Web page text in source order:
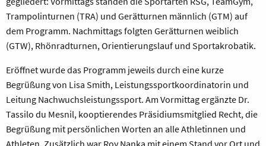
Trampolinturnen (TRA) und Gerätturnen männlich (GTM) auf
dem Programm. Nachmittags folgten Gerätturnen weiblich
(GTW), Rhönradturnen, Orientierungslauf und Sportakrobatik.
Eröffnet wurde das Programm jeweils durch eine kurze
Begrüßung von Lisa Smith, Leistungssportkoordinatorin und
Leitung Nachwuchsleistungssport. Am Vormittag ergänzte Dr.
Tassilo du Mesnil, kooptierendes Präsidiumsmitglied Recht, die
Begrüßung mit persönlichen Worten an alle Athletinnen und
Athleten. Zusätzlich war Roy Nanka mit einem Stand vor Ort und